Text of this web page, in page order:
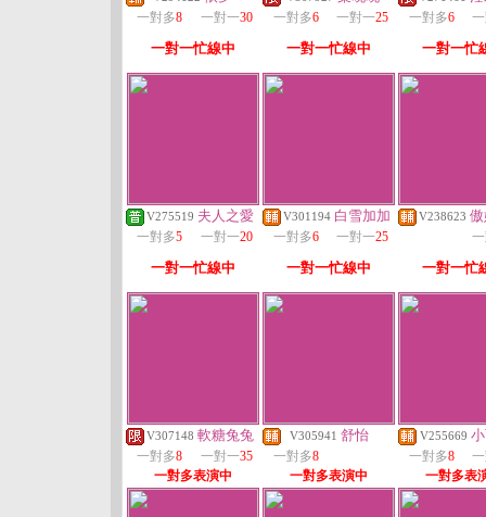
一對多8 一對一30
一對一忙線中
一對多6 一對一25
一對一忙線中
一對多6
一對一忙
V275519 夫人之愛
一對多5 一對一20
一對一忙線中
V301194 白雪加加
一對多6 一對一25
一對一忙線中
V238623
一對一忙
V307148 軟糖兔兔
一對多8 一對一35
一對多表演中
V305941 舒怡
一對多8
一對多表演中
V255669
一對多8
一對多表